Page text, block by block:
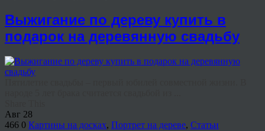
Выжигание по дереву купить в
подарок на деревянную свадьбу
Авг 28
466 0 Картины на досках, Портрет на дереве, Статьи